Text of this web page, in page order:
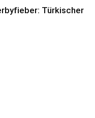
Türkischer